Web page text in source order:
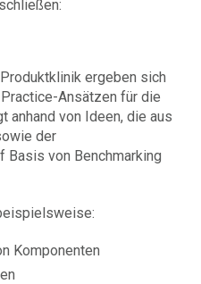
ergeben sich
Ansätzen für die
anhand von Ideen, die aus
der
Basis von Benchmarking
Komponenten